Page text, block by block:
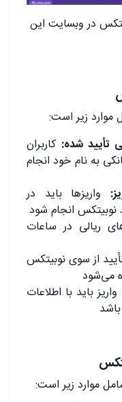
در وبسایت این
موارد زیر است:
تأیید شده: کاربران
به نام خود انجام
واریزها باید در
انجام شود
ریالی در ساعات
از سوی نوبیتکس
می‌شود
باید با اطلاعات
موارد زیر است: